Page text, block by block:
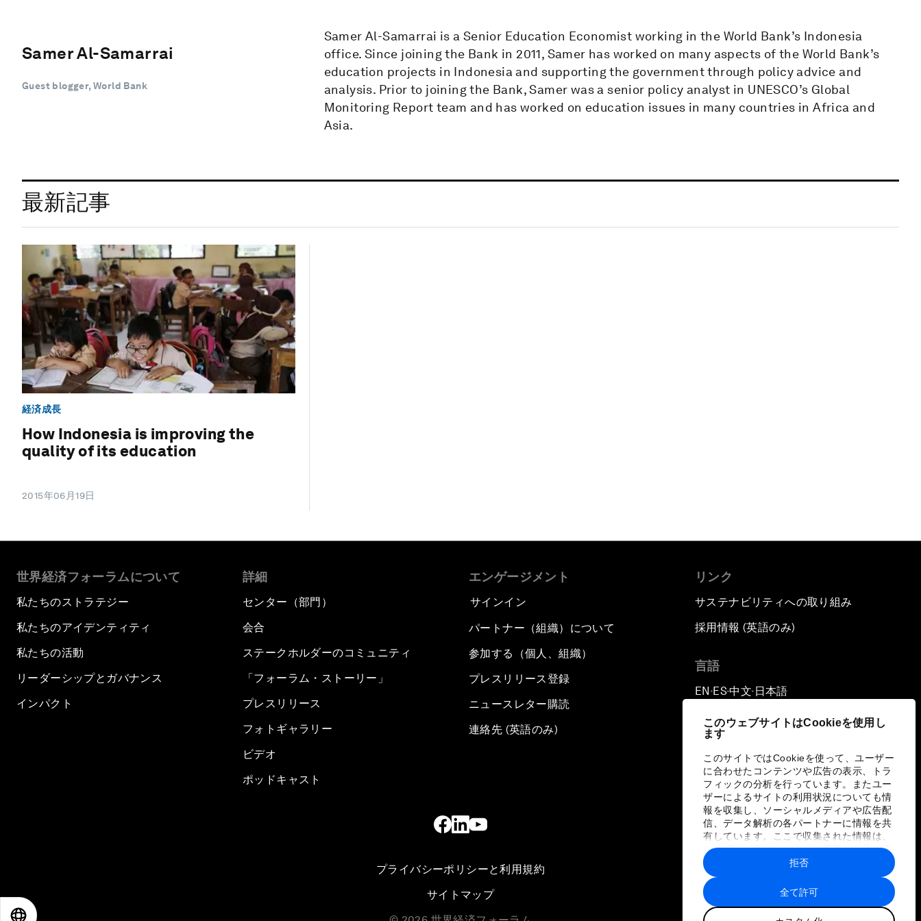
このウェブサイトはCookieを使用し
ます
このサイトではCookieを使って、ユーザー
に合わせたコンテンツや広告の表示、トラ
フィックの分析を行っています。またユー
ザーによるサイトの利用状況についても情
報を収集し、ソーシャルメディアや広告配
信、データ解析の各パートナーに情報を共
有しています。ここで収集された情報は、
ユーザーが各パートナーに提供した他の情
報や各パートナーのサービスを使用した際
に収集された情報と組み合わされ、各パー
トナーによって使用されることがありま
す。
全て許可
拒否
Samer Al-Samarrai
Guest blogger, World Bank
Samer Al-Samarrai is a Senior Education Economist working in the World Bank’s Indonesia
office. Since joining the Bank in 2011, Samer has worked on many aspects of the World Bank’s
education projects in Indonesia and supporting the government through policy advice and
analysis. Prior to joining the Bank, Samer was a senior policy analyst in UNESCO’s Global
Monitoring Report team and has worked on education issues in many countries in Africa and
Asia.
最新記事
経済成長
How Indonesia is improving the
quality of its education
2015年06月19日
世界経済フォーラムについて
私たちのストラテジー
私たちのアイデンティティ
私たちの活動
リーダーシップとガバナンス
インパクト
詳細
センター（部門）
会合
ステークホルダーのコミュニティ
「フォーラム・ストーリー」
プレスリリース
フォトギャラリー
ビデオ
ポッドキャスト
エンゲージメント
サインイン
パートナー（組織）について
参加する（個人、組織）
プレスリリース登録
ニュースレター購読
連絡先 (英語のみ)
リンク
サステナビリティへの取り組み
採用情報 (英語のみ)
言語
EN ▪ ES▪中文▪ 日本語
プライバシーポリシーと利用規約
サイトマップ